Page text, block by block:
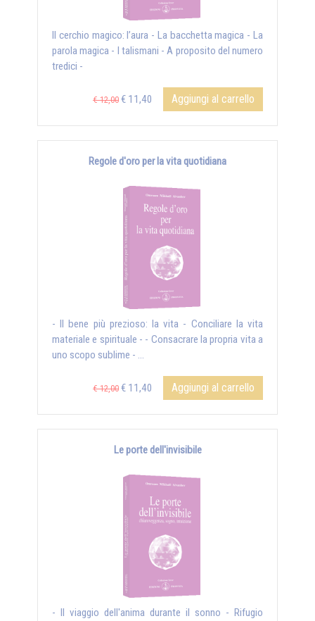
Il cerchio magico: l’aura - La bacchetta magica - La
parola magica - I talismani - A proposito del numero
tredici -
€ 12,00 € 11,40 Aggiungi al carrello
Regole d'oro per la vita quotidiana
- Il bene più prezioso: la vita - Conciliare la vita
materiale e spirituale - - Consacrare la propria vita a
uno scopo sublime - ...
€ 12,00 € 11,40 Aggiungi al carrello
Le porte dell'invisibile
- Il viaggio dell'anima durante il sonno - Rifugio